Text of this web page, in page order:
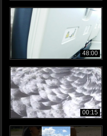
48:00
00:15